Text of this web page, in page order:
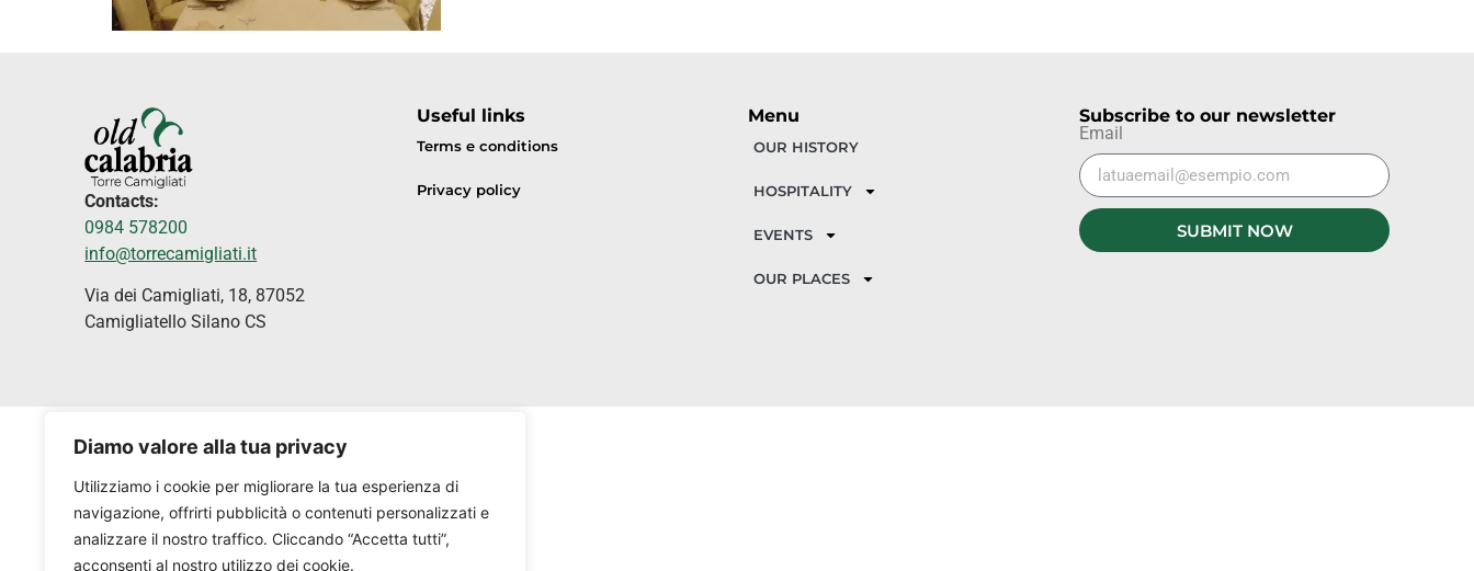
Diamo valore alla tua privacy
Utilizziamo i cookie per migliorare la tua esperienza di
navigazione, offrirti pubblicità o contenuti personalizzati e
analizzare il nostro traffico. Cliccando “Accetta tutti”,
acconsenti al nostro utilizzo dei cookie.
Contacts:
0984 578200
info@torrecamigliati.it
Via dei Camigliati, 18, 87052
Camigliatello Silano CS
Useful links
Terms e conditions
Privacy policy
Menu
OUR HISTORY
HOSPITALITY
EVENTS
OUR PLACES
Subscribe to our newsletter
Email
SUBMIT NOW